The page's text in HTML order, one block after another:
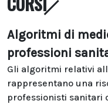
Algoritmi di
professioni
Gli algoritmi relativi
rappresentano una
professionisti sanitari